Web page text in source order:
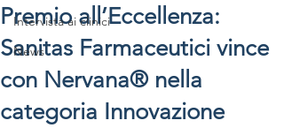
Intervista ai clinici
News
Premio all’Eccellenza:
Sanitas Farmaceutici vince
con Nervana® nella
categoria Innovazione